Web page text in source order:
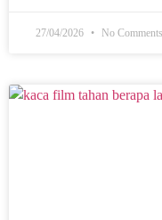
27/04/2026 No Comments